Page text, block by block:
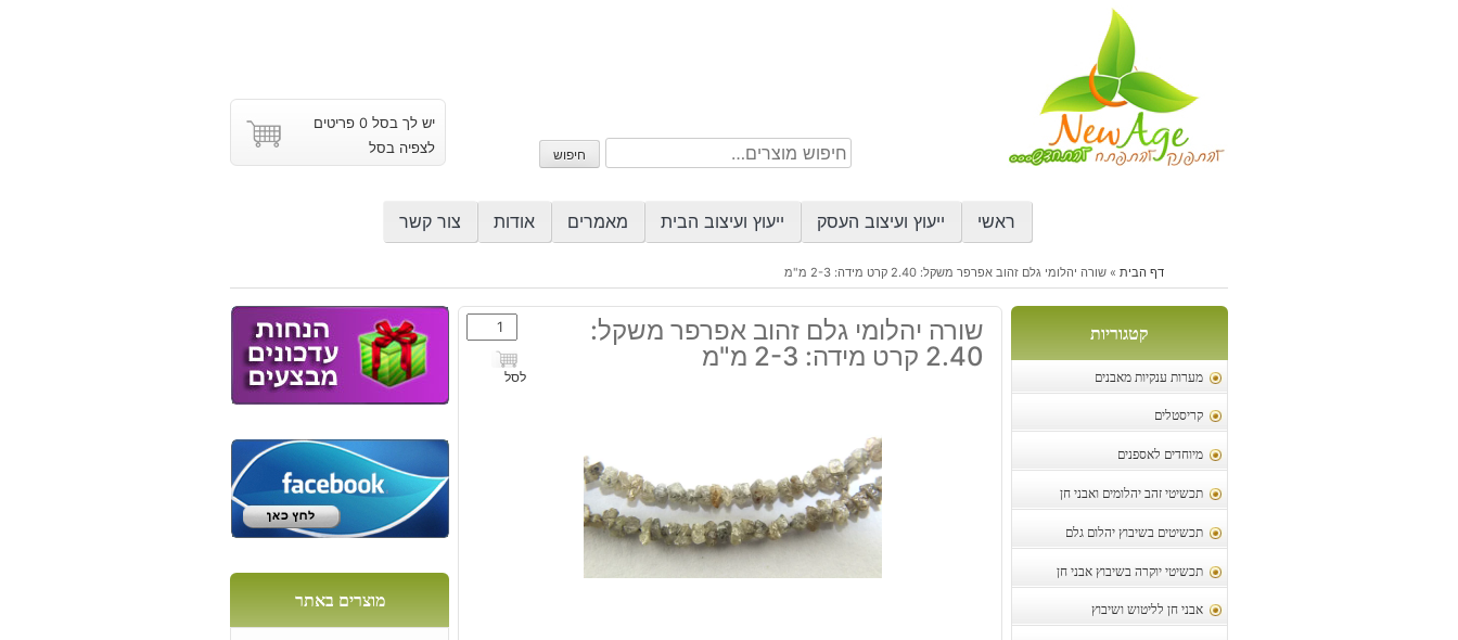
חיפוש
עבור:
חיפוש
יש לך בסל 0 פריטים
לצפיה בסל
ראשי ייעוץ ועיצוב העסק ייעוץ ועיצוב הבית מאמרים אודות צור קשר
דף הבית »שורה יהלומי גלם זהוב אפרפר משקל: 2.40 קרט מידה: 2-3 מ"מ
קטגוריות
מערות ענקיות מאבנים
קריסטלים
מיוחדים לאספנים
תכשיטי זהב יהלומים ואבני חן
תכשיטים בשיבוץ יהלום גלם
תכשיטי יוקרה בשיבוץ אבני חן
אבני חן לליטוש ושיבוץ
שורה יהלומי גלם זהוב אפרפר משקל:
2.40 קרט מידה: 2-3 מ"מ
כמות
של
שורה
לסל
מוצרים באתר